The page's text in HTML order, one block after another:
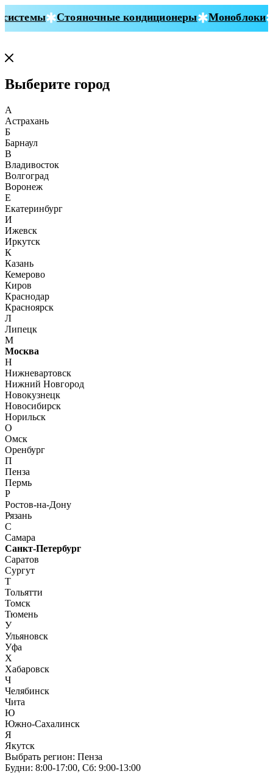
Стояночные кондиционеры Моноблоки
Выберите город
А
Астрахань
Б
Барнаул
В
Владивосток
Волгоград
Воронеж
Е
Екатеринбург
И
Ижевск
Иркутск
К
Казань
Кемерово
Киров
Краснодар
Красноярск
Л
Липецк
М
Москва
Н
Нижневартовск
Нижний Новгород
Новокузнецк
Новосибирск
Норильск
О
Омск
Оренбург
П
Пенза
Пермь
Р
Ростов-на-Дону
Рязань
С
Самара
Санкт-Петербург
Саратов
Сургут
Т
Тольятти
Томск
Тюмень
У
Ульяновск
Уфа
Х
Хабаровск
Ч
Челябинск
Чита
Ю
Южно-Сахалинск
Я
Якутск
Выбрать регион: Пенза
Будни: 8:00‑17:00, Сб: 9:00‑13:00